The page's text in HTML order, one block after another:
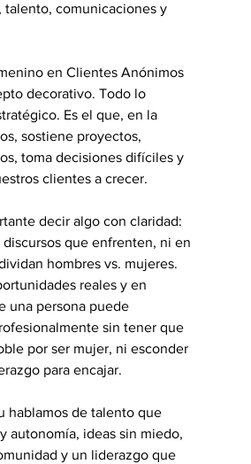
talento, comunicaciones y
en Clientes Anónimos
decorativo. Todo lo
Es el que, en la
sostiene proyectos,
toma decisiones difíciles y
clientes a crecer.
decir algo con claridad:
que enfrenten, ni en
hombres vs. mujeres.
reales y en
una persona puede
sin tener que
por ser mujer, ni esconder
para encajar.
hablamos de talento que
autonomía, ideas sin miedo,
y un liderazgo que